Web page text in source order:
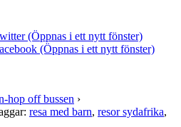
(Öppnas i ett nytt fönster)
(Öppnas i ett nytt fönster)
hop off bussen ›
resa med barn, resor sydafrika,